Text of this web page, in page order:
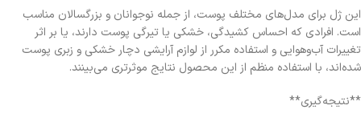
این ژل برای مدل‌های مختلف پوست، از جمله نوجوانان و بزرگسالان مناسب
است. افرادی که احساس کشیدگی، خشکی یا تیرگی پوست دارند، یا بر اثر
تغییرات آب‌وهوایی و استفاده مکرر از لوازم آرایشی دچار خشکی و زبری پوست
شده‌اند، با استفاده منظم از این محصول نتایج موثرتری می‌بینند.
**نتیجه‌گیری**